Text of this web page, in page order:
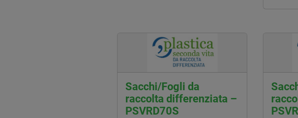
Sacchi/Fogli da
raccolta differenziata –
PSVRD70S